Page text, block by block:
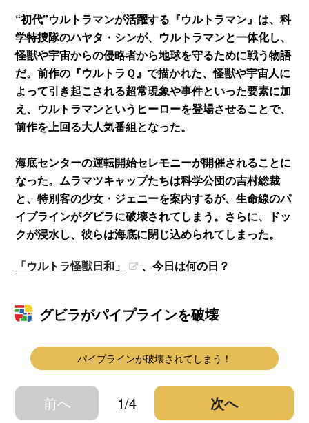
“初代”ウルトラマンが活躍する『ウルトラマン』は、科
学特捜隊のハヤタ・シンが、ウルトラマンと一体化し、
怪獣や宇宙からの侵略者から地球を守るために戦う物語
だ。前作の『ウルトラＱ』で描かれた、怪獣や宇宙人に
よって引き起こされる超常現象や事件といった要素に加
え、ウルトラマンというヒーローを登場させることで、
前作を上回る大人気番組となった。
海底センターの運転開始セレモニーが開催されることに
なった。ムラマツキャップたちは科学公団の吉村総裁
と、特別客の少女・ジェニーを案内するが、生命線のパ
イプラインがグビラに破壊されてしまう。さらに、ドッ
クが浸水し、彼らは海底に閉じ込められてしまった。
「ウルトラ怪獣日和」
、今日は何の日？
グビラがパイプラインを破壊
パイプラインが破壊されてしまう！
前へ 1/4 次へ